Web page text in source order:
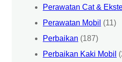
Perawatan Cat &
Perawatan Mobil (11)
Perbaikan (187)
Perbaikan Kaki Mobil